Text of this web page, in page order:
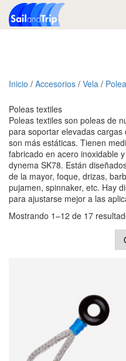
Inicio / Accesorios / Vela /
Poleas textiles
Poleas textiles son poleas de
para soportar elevadas
son más estáticas. Tienen
fabricado en acero inoxidable
dynema SK78. Están
de la mayor, foque, drizas,
pujamen, spinnaker, etc. Hay
para ajustarse mejor a las
Mostrando 1–12 de 17